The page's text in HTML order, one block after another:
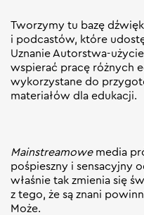
Tworzymy tu bazę
i podcastów, które
Uznanie Autorstwa-
wspierać pracę różnych
wykorzystane do
materiałów dla edukacji.
Mainstreamowemedia
pośpieszny i sensacyjny
właśnie tak zmienia się
z tego, że są znani
Może.